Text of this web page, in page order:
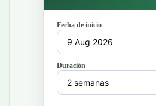
Fecha de inicio
Duración